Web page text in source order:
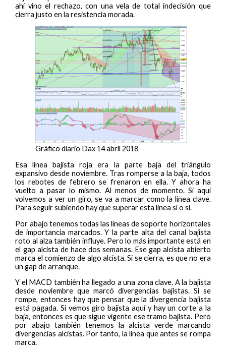
ahí vino el rechazo, con una vela de total indecisión que
cierra justo en la resistencia morada.
Gráfico diario Dax 14 abril 2018
Esa línea bajista roja era la parte baja del triángulo
expansivo desde noviembre. Tras romperse a la baja, todos
los rebotes de febrero se frenaron en ella. Y ahora ha
vuelto a pasar lo mismo. Al menos de momento. Si aquí
volvemos a ver un giro, se va a marcar como la línea clave.
Para seguir subiendo hay que superar esta línea sí o sí.
Por abajo tenemos todas las líneas de soporte horizontales
de importancia marcados. Y la parte alta del canal bajista
roto al alza también influye. Pero lo más importante está en
el gap alcista de hace dos semanas. Ese gap alcista abierto
marca el comienzo de algo alcista. Si se cierra, es que no era
un gap de arranque.
Y el MACD también ha llegado a una zona clave. A la bajista
desde noviembre que marcó divergencias bajistas. Si se
rompe, entonces hay que pensar que la divergencia bajista
está pagada. Si vemos giro bajista aquí y hay un corte a la
baja, entonces es que sigue vigente ese tramo bajista. Pero
por abajo también tenemos la alcista verde marcando
divergencias alcistas. Por tanto, la línea que antes se rompa
marca.